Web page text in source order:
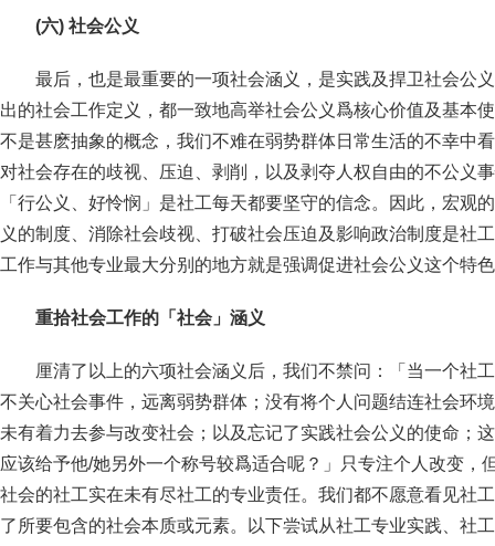
(六) 社会公义
最后，也是最重要的一项社会涵义，是实践及捍卫社会公
出的社会工作定义，都一致地高举社会公义爲核心价值及基本
不是甚麽抽象的概念，我们不难在弱势群体日常生活的不幸中
对社会存在的歧视、压迫、剥削，以及剥夺人权自由的不公义
「行公义、好怜悯」是社工每天都要坚守的信念。因此，宏观
义的制度、消除社会歧视、打破社会压迫及影响政治制度是社
工作与其他专业最大分别的地方就是强调促进社会公义这个特
重拾社会工作的「社会」涵义
厘清了以上的六项社会涵义后，我们不禁问：「当一个社
不关心社会事件，远离弱势群体；没有将个人问题结连社会环
未有着力去参与改变社会；以及忘记了实践社会公义的使命；
应该给予他/她另外一个称号较爲适合呢？」只专注个人改变，
社会的社工实在未有尽社工的专业责任。我们都不愿意看见社
了所要包含的社会本质或元素。以下尝试从社工专业实践、社